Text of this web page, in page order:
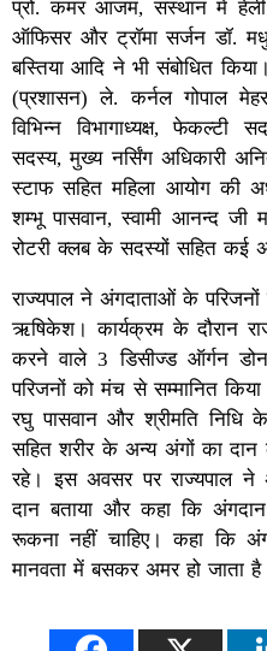
प्रो. कमर आजम, संस्थान में
ऑफिसर और ट्रॉमा सर्जन डॉ.
बस्तिया आदि ने भी संबोधित
(प्रशासन) ले. कर्नल गोपाल
विभिन्न विभागाध्यक्ष,
सदस्य, मुख्य नर्सिंग अधिकारी
स्टाफ सहित महिला आयोग की
शम्भू पासवान, स्वामी आनन्द जी
रोटरी क्लब के सदस्यों सहित कई
राज्यपाल ने अंगदाताओं के परिजनों
ऋषिकेश। कार्यक्रम के दौरान
करने वाले 3 डिसीज्ड ऑर्गन
परिजनों को मंच से सम्मानित
रघु पासवान और श्रीमति निधि
सहित शरीर के अन्य अंगों का
रहे। इस अवसर पर राज्यपाल ने
दान बताया और कहा कि
रूकना नहीं चाहिए। कहा कि
मानवता में बसकर अमर हो जाता